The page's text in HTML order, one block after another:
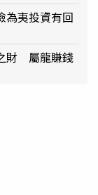
夷投資有回
財 屬龍賺錢